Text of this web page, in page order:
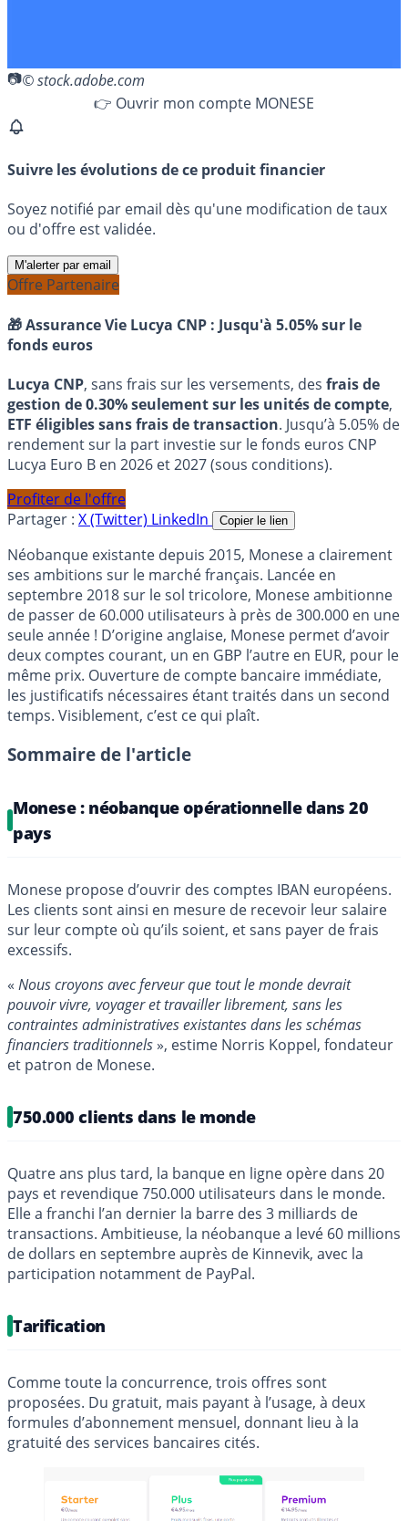
© stock.adobe.com
👉 Ouvrir mon compte MONESE
Suivre les évolutions de ce produit financier
Soyez notifié par email dès qu'une modification de taux
ou d'offre est validée.
M'alerter par email
Offre Partenaire
🎁 Assurance Vie Lucya CNP : Jusqu'à 5.05% sur le
fonds euros
Lucya CNP, sans frais sur les versements, des frais de
gestion de 0.30% seulement sur les unités de compte,
ETF éligibles sans frais de transaction. Jusqu’à 5.05% de
rendement sur la part investie sur le fonds euros CNP
Lucya Euro B en 2026 et 2027 (sous conditions).
Profiter de l'offre
Partager : X (Twitter) LinkedIn Copier le lien
Néobanque existante depuis 2015, Monese a clairement
ses ambitions sur le marché français. Lancée en
septembre 2018 sur le sol tricolore, Monese ambitionne
de passer de 60.000 utilisateurs à près de 300.000 en une
seule année ! D’origine anglaise, Monese permet d’avoir
deux comptes courant, un en GBP l’autre en EUR, pour le
même prix. Ouverture de compte bancaire immédiate,
les justificatifs nécessaires étant traités dans un second
temps. Visiblement, c’est ce qui plaît.
Sommaire de l'article
Monese : néobanque opérationnelle dans 20
pays
Monese propose d’ouvrir des comptes IBAN européens.
Les clients sont ainsi en mesure de recevoir leur salaire
sur leur compte où qu’ils soient, et sans payer de frais
excessifs.
« Nous croyons avec ferveur que tout le monde devrait
pouvoir vivre, voyager et travailler librement, sans les
contraintes administratives existantes dans les schémas
financiers traditionnels», estime Norris Koppel, fondateur
et patron de Monese.
750.000 clients dans le monde
Quatre ans plus tard, la banque en ligne opère dans 20
pays et revendique 750.000 utilisateurs dans le monde.
Elle a franchi l’an dernier la barre des 3 milliards de
transactions. Ambitieuse, la néobanque a levé 60 millions
de dollars en septembre auprès de Kinnevik, avec la
participation notamment de PayPal.
Tarification
Comme toute la concurrence, trois offres sont
proposées. Du gratuit, mais payant à l’usage, à deux
formules d’abonnement mensuel, donnant lieu à la
gratuité des services bancaires cités.